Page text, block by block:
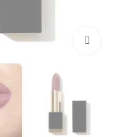
بزرگنمایی تصویر